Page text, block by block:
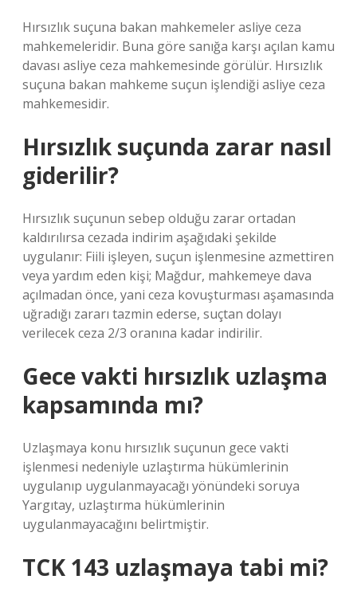
Hırsızlık suçuna bakan mahkemeler asliye ceza
mahkemeleridir. Buna göre sanığa karşı açılan kamu
davası asliye ceza mahkemesinde görülür. Hırsızlık
suçuna bakan mahkeme suçun işlendiği asliye ceza
mahkemesidir.
Hırsızlık suçunda zarar nasıl
giderilir?
Hırsızlık suçunun sebep olduğu zarar ortadan
kaldırılırsa cezada indirim aşağıdaki şekilde
uygulanır: Fiili işleyen, suçun işlenmesine azmettiren
veya yardım eden kişi; Mağdur, mahkemeye dava
açılmadan önce, yani ceza kovuşturması aşamasında
uğradığı zararı tazmin ederse, suçtan dolayı
verilecek ceza 2/3 oranına kadar indirilir.
Gece vakti hırsızlık uzlaşma
kapsamında mı?
Uzlaşmaya konu hırsızlık suçunun gece vakti
işlenmesi nedeniyle uzlaştırma hükümlerinin
uygulanıp uygulanmayacağı yönündeki soruya
Yargıtay, uzlaştırma hükümlerinin
uygulanmayacağını belirtmiştir.
TCK 143 uzlaşmaya tabi mi?